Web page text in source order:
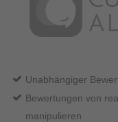
Unabhängiger
Bewertungen von
manipulieren